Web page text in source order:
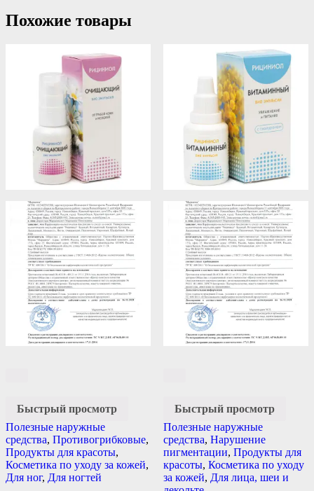
Похожие товары
Быстрый просмотр
Полезные наружные
средства, Противогрибковые,
Продукты для красоты,
Косметика по уходу за кожей,
Для ног, Для ногтей
Быстрый просмотр
Полезные наружные
средства, Нарушение
пигментации, Продукты для
красоты, Косметика по уходу
за кожей, Для лица, шеи и